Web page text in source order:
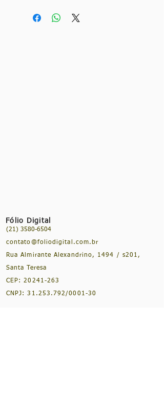
Artes: Guadalupe Gil Vietri
Fólio Digital
(21) 3580-6504
contato@foliodigital.com.br
Rua Almirante Alexandrino, 1494 / s201,
Santa Teresa
CEP:20241-263
CNPJ:31.253.792/0001-30